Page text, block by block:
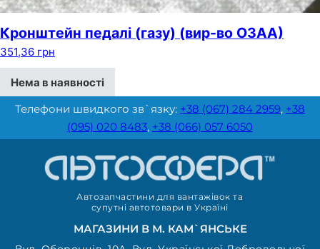
Кронштейн педалі (газу) (вир-во ОЗАА)
351,36 грн
Нема в наявності
Телефони швидкого зв`язку: +38 (067) 284 2959, +38
(095) 020 8483, +38 (066) 057 6050
Автозапчастини для вантажівок та
супутні автотовари в Україні
МАГАЗИНИ В М. КАМ`ЯНСЬКЕ